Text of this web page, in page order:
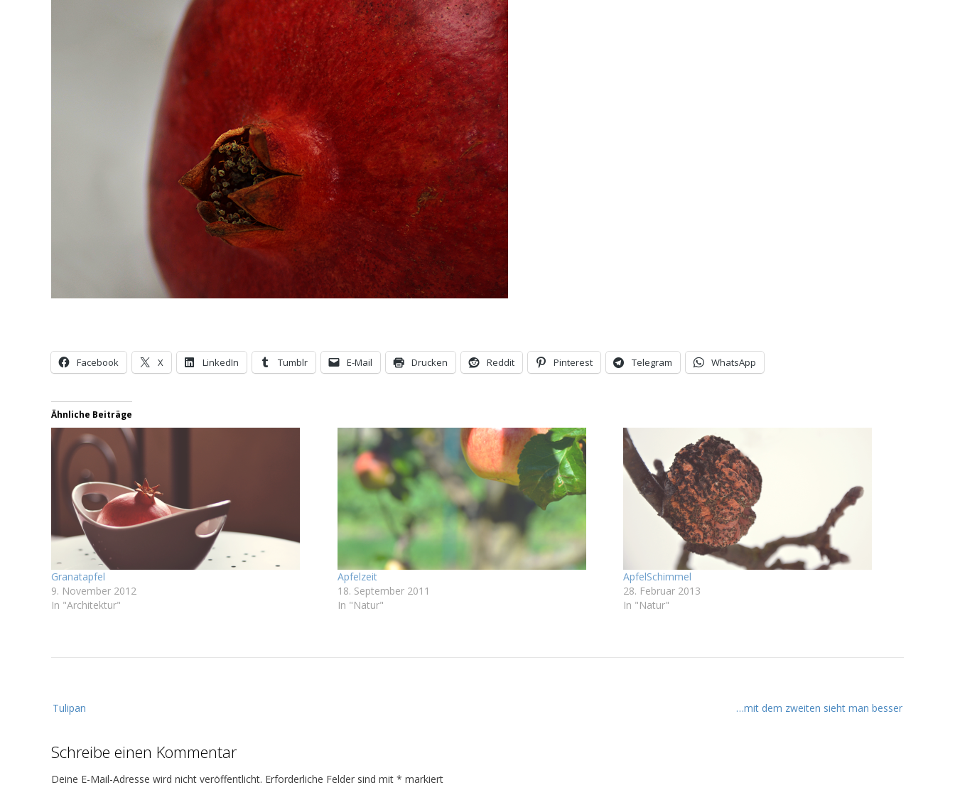
Facebook X LinkedIn Tumblr E-Mail Drucken Reddit Pinterest Telegram WhatsApp
Ähnliche Beiträge
Granatapfel
9. November 2012
In "Architektur"
Apfelzeit
18. September 2011
In "Natur"
ApfelSchimmel
28. Februar 2013
In "Natur"
e
t
r
…mit dem zweiten sieht man besser
Tulipan
Schreibe einen Kommentar
Deine E-Mail-Adresse wird nicht veröffentlicht. Erforderliche Felder sind mit * markiert